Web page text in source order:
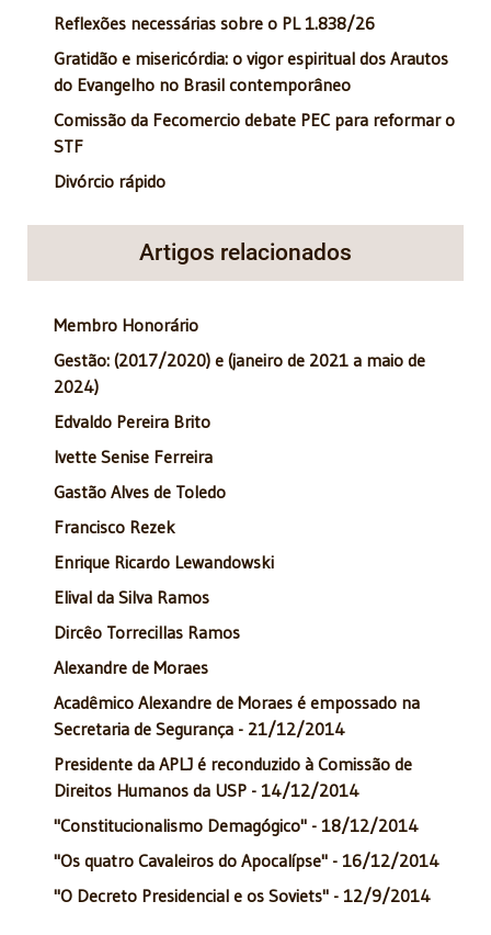
Reflexões necessárias sobre o PL 1.838/26
Gratidão e misericórdia: o vigor espiritual dos Arautos
do Evangelho no Brasil contemporâneo
Comissão da Fecomercio debate PEC para reformar o
STF
Divórcio rápido
Artigos relacionados
Membro Honorário
Gestão: (2017/2020) e (janeiro de 2021 a maio de
2024)
Edvaldo Pereira Brito
Ivette Senise Ferreira
Gastão Alves de Toledo
Francisco Rezek
Enrique Ricardo Lewandowski
Elival da Silva Ramos
Dircêo Torrecillas Ramos
Alexandre de Moraes
Acadêmico Alexandre de Moraes é empossado na
Secretaria de Segurança - 21/12/2014
Presidente da APLJ é reconduzido à Comissão de
Direitos Humanos da USP - 14/12/2014
"Constitucionalismo Demagógico" - 18/12/2014
"Os quatro Cavaleiros do Apocalípse" - 16/12/2014
"O Decreto Presidencial e os Soviets" - 12/9/2014